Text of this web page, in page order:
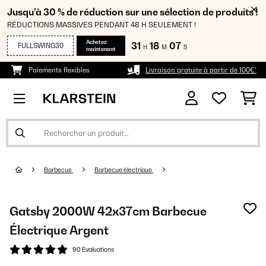
Jusqu’à 30 % de réduction sur une sélection de produits !
RÉDUCTIONS MASSIVES PENDANT 48 H SEULEMENT !
FULLSWING30
Achetez
maintenant
31 H 18 M 06 S
Paiements flexibles Livraison gratuite à partir de 100€*
Barbecue Barbecue électrique
Gatsby 2000W 42x37cm Barbecue
Électrique Argent
90 Evaluations